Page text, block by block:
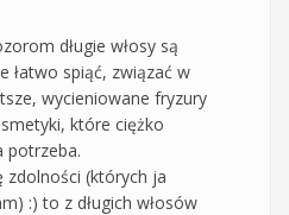
długie włosy są
łatwo spiąć, związać w
wycieniowane fryzury
które ciężko
potrzeba.
zdolności (których ja
:) to z długich włosów